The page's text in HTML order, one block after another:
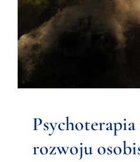
rozwoju